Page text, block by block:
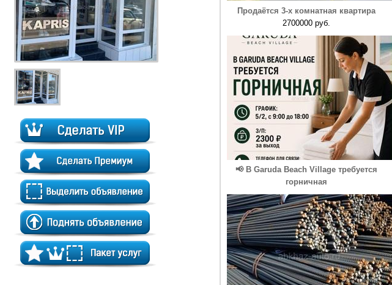
Продаётся 3-х комнатная квартира
2700000 руб.
📢 В Garuda Beach Village требуется
горничная